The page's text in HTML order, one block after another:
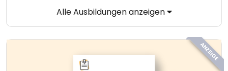
Alle Ausbildungen anzeigen
ANZEIGE